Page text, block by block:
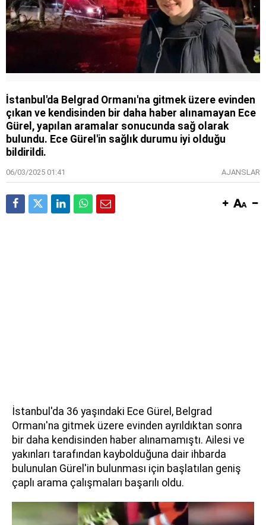
İstanbul'da Belgrad Ormanı'na gitmek üzere evinden
çıkan ve kendisinden bir daha haber alınamayan Ece
Gürel, yapılan aramalar sonucunda sağ olarak
bulundu. Ece Gürel'in sağlık durumu iyi olduğu
bildirildi.
06/03/2025 01:41 AJANSLAR
İstanbul'da 36 yaşındaki Ece Gürel, Belgrad
Ormanı'na gitmek üzere evinden ayrıldıktan sonra
bir daha kendisinden haber alınamamıştı. Ailesi ve
yakınları tarafından kaybolduğuna dair ihbarda
bulunulan Gürel'in bulunması için başlatılan geniş
çaplı arama çalışmaları başarılı oldu.